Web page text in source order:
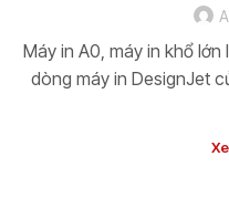
Máy in A0, máy in khổ
dòng máy in DesignJet